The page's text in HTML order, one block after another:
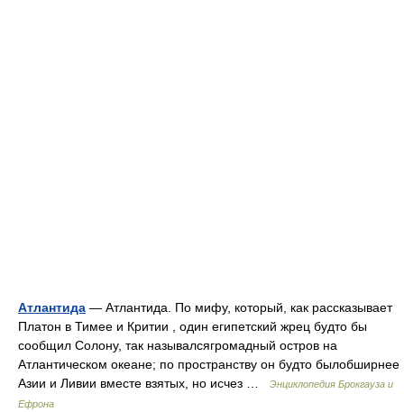
Атлантида — Атлантида. По мифу, который, как рассказывает
Платон в Тимeе и Критии , один египетский жрец будто бы
сообщил Солону, так называлсягромадный остров на
Атлантическом океане; по пространству он будто былобширнее
Азии и Ливии вместе взятых, но исчез …
Энциклопедия Брокгауза и
Ефрона